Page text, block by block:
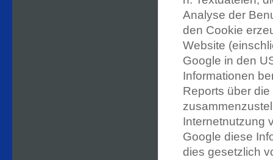
Analyse der
den Cookie
Website
Google in den
Informationen
Reports über
Internetnutzung
Google diese
dies gesetzlich